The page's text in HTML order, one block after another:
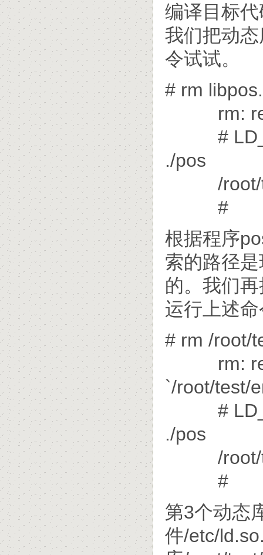
编译目标
我们把动
令试试。
# rm
rm:
#
./pos
/root/
#
根据程序
索的路径
的。我们
运行上述
# rm /root/
rm:
`/root/test/
#
./pos
/root/
#
第3个动态
件/etc/